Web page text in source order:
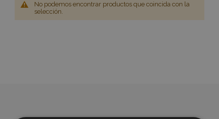
No podemos encontrar productos que coincida con la
selección.